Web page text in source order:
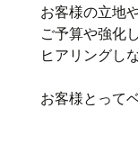
お客様の立地
ご予算や強化
ヒアリングし
お客様とって